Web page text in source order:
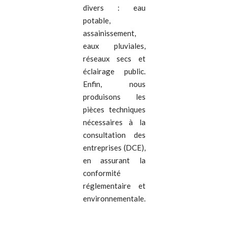
divers : eau
potable,
assainissement,
eaux pluviales,
réseaux secs et
éclairage public.
Enfin, nous
produisons les
pièces techniques
nécessaires à la
consultation des
entreprises (DCE),
en assurant la
conformité
réglementaire et
environnementale.